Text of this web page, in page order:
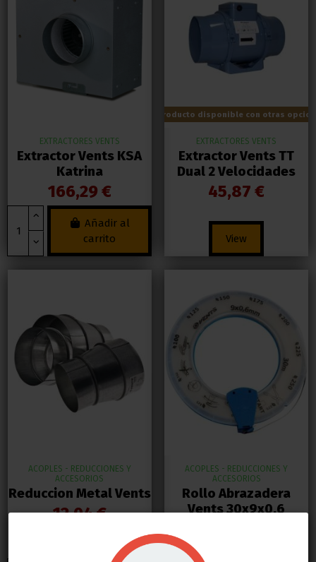
EXTRACTORES VENTS
Extractor Vents KSA
Katrina
166,29 €
Añadir al
carrito
Producto disponible con otras
EXTRACTORES VENTS
Extractor Vents TT
Dual 2 Velocidades
45,87 €
View
ACOPLES - REDUCCIONES Y
ACCESORIOS
Reduccion Metal Vents
12,04 €
ACOPLES - REDUCCIONES Y
ACCESORIOS
Rollo Abrazadera
Vents 30x9x0.6